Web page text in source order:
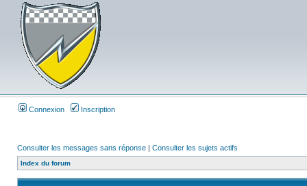
Connexion Inscription
Consulter les messages sans réponse | Consulter les sujets actifs
Index du forum